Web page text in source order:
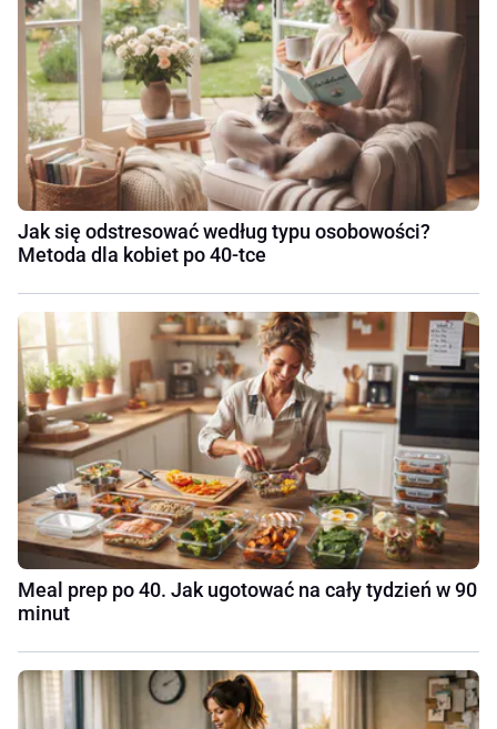
Jak się odstresować według typu osobowości?
Metoda dla kobiet po 40-tce
Meal prep po 40. Jak ugotować na cały tydzień w 90
minut